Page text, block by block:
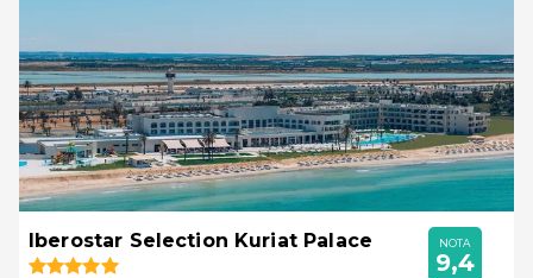
Iberostar Selection Kuriat Palace NOTA
9,4